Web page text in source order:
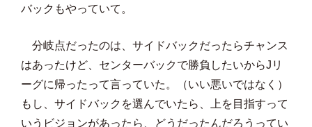
バックもやっていて。
分岐点だったのは、サイドバックだったらチャンス
はあったけど、センターバックで勝負したいからJリ
ーグに帰ったって言っていた。（いい悪いではなく）
もし、サイドバックを選んでいたら、上を目指すって
いうビジョンがあったら、どうだったんだろうってい